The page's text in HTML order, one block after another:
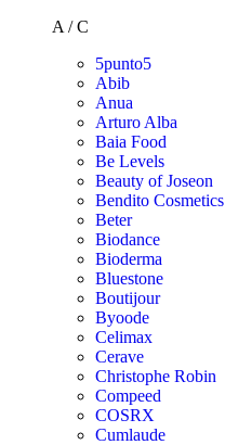
A / C
5punto5
Abib
Anua
Arturo Alba
Baia Food
Be Levels
Beauty of Joseon
Bendito Cosmetics
Beter
Biodance
Bioderma
Bluestone
Boutijour
Byoode
Celimax
Cerave
Christophe Robin
Compeed
COSRX
Cumlaude